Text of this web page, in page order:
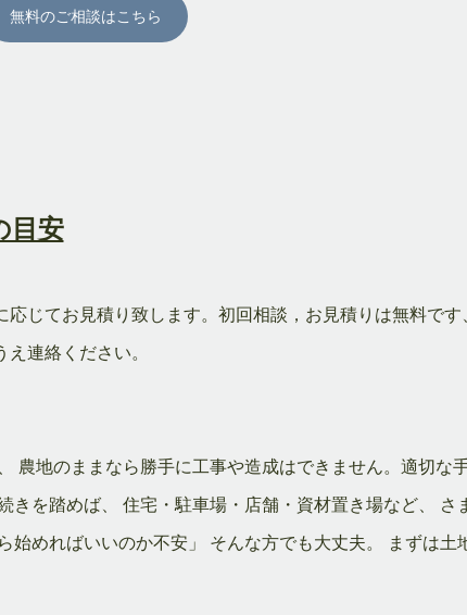
無料のご相談はこちら
目安
じてお見積り致します。初回相談，お見積りは無料で
連絡ください。
農地のままなら勝手に工事や造成はできません。適切な
を踏めば、 住宅・駐車場・店舗・資材置き場など、 さ
めればいいのか不安」 そんな方でも大丈夫。 まずは土